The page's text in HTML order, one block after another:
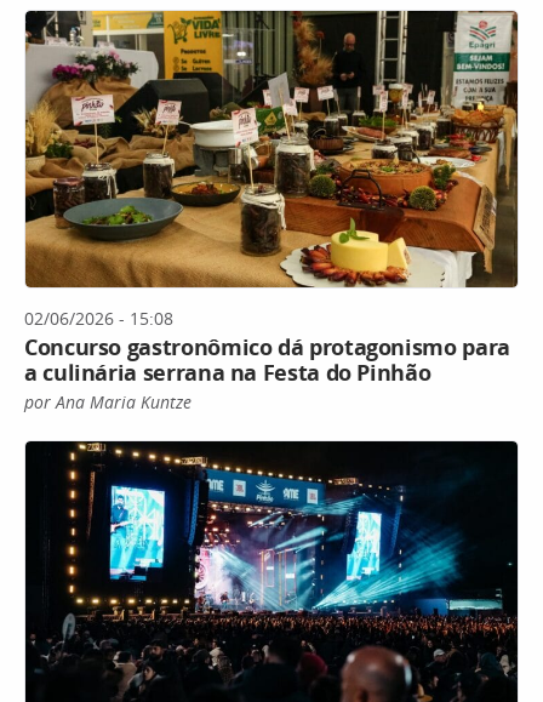
02/06/2026 - 15:08
Concurso gastronômico dá protagonismo para
a culinária serrana na Festa do Pinhão
por Ana Maria Kuntze